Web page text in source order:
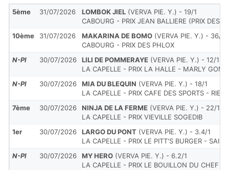
5ème 31/07/2026 LOMBOK JIEL (VERVA PIE. Y.) - 19/1
CABOURG - PRIX JEAN BALLIERE (PRIX DES
10ème
31/07/2026 MAKARINA DE BOMO (VERVA PIE. Y.) - 36/1
CABOURG - PRIX DES PHLOX
N-Pl
30/07/2026 LILI DE POMMERAYE (VERVA PIE. Y.) - 12/1
LA CAPELLE - PRIX LA HALLE - MARLY
N-Pl
30/07/2026 MIA DU BLEQUIN (VERVA PIE. Y.) - 18/1
LA CAPELLE - PRIX CAFE DES SPORTS -
7ème
30/07/2026 NINJA DE LA FERME (VERVA PIE. Y.) - 22/1
LA CAPELLE - PRIX VIEVILLE SOGEDIB
1er
30/07/2026 LARGO DU PONT (VERVA PIE. Y.) - 3.4/1
LA CAPELLE - PRIX LE PITT'S BURGER -
N-Pl
30/07/2026 MY HERO (VERVA PIE. Y.) - 6.2/1
LA CAPELLE - PRIX LE BOUILLON DU CHEF